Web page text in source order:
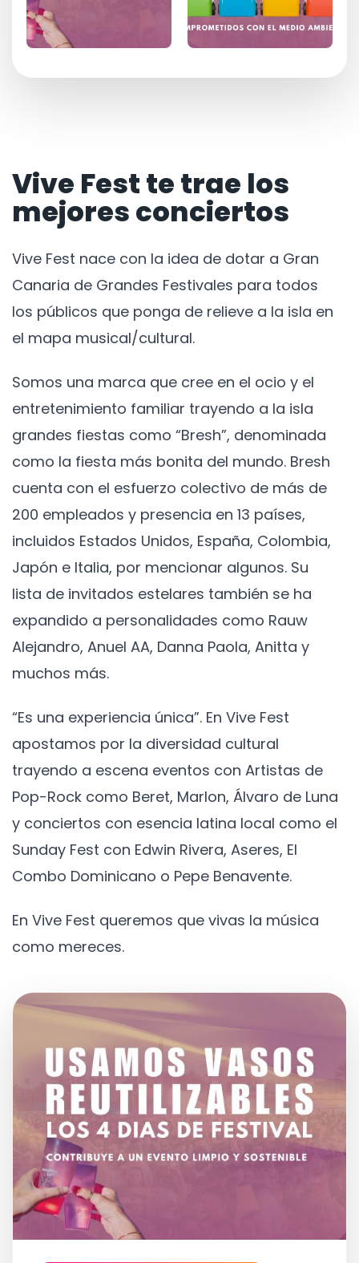
Vive Fest te trae los
mejores conciertos
Vive Fest nace con la idea de dotar a Gran
Canaria de Grandes Festivales para todos
los públicos que ponga de relieve a la isla en
el mapa musical/cultural.
Somos una marca que cree en el ocio y el
entretenimiento familiar trayendo a la isla
grandes fiestas como “Bresh”, denominada
como la fiesta más bonita del mundo. Bresh
cuenta con el esfuerzo colectivo de más de
200 empleados y presencia en 13 países,
incluidos Estados Unidos, España, Colombia,
Japón e Italia, por mencionar algunos. Su
lista de invitados estelares también se ha
expandido a personalidades como Rauw
Alejandro, Anuel AA, Danna Paola, Anitta y
muchos más.
“Es una experiencia única”. En Vive Fest
apostamos por la diversidad cultural
trayendo a escena eventos con Artistas de
Pop-Rock como Beret, Marlon, Álvaro de Luna
y conciertos con esencia latina local como el
Sunday Fest con Edwin Rivera, Aseres, El
Combo Dominicano o Pepe Benavente.
En Vive Fest queremos que vivas la música
como mereces.